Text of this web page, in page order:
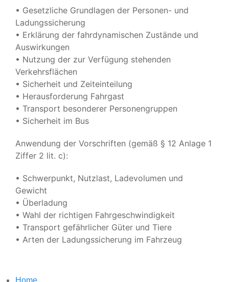
• Gesetzliche Grundlagen der Personen- und
Ladungssicherung
• Erklärung der fahrdynamischen Zustände und
Auswirkungen
• Nutzung der zur Verfügung stehenden
Verkehrsflächen
• Sicherheit und Zeiteinteilung
• Herausforderung Fahrgast
• Transport besonderer Personengruppen
• Sicherheit im Bus
Anwendung der Vorschriften (gemäß § 12 Anlage 1
Ziffer 2 lit. c):
• Schwerpunkt, Nutzlast, Ladevolumen und
Gewicht
• Überladung
• Wahl der richtigen Fahrgeschwindigkeit
• Transport gefährlicher Güter und Tiere
• Arten der Ladungssicherung im Fahrzeug
Home